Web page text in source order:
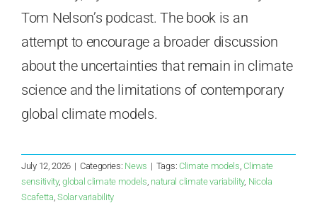
Tom Nelson’s podcast. The book is an
attempt to encourage a broader discussion
about the uncertainties that remain in climate
science and the limitations of contemporary
global climate models.
July 12, 2026 | Categories: News | Tags: Climate models ,Climate
sensitivity,global climate models natural climate variability, Nicola
Scafetta ,Solar variability